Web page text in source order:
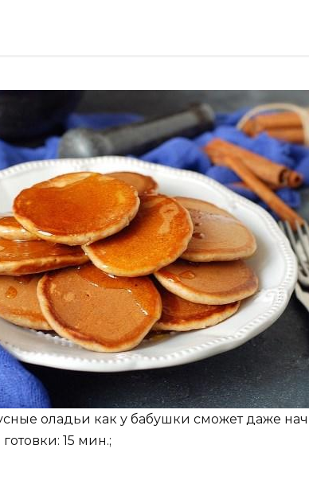
оладьи как у бабушки сможет даже
15 мин.;